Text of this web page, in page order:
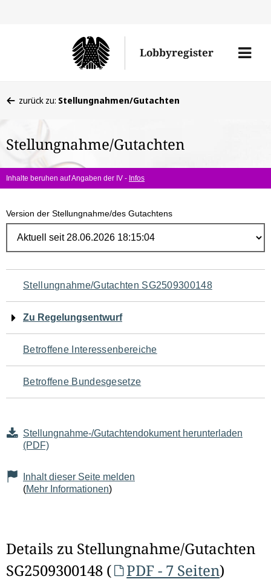
Lobbyregister
Menü
befinden
hier:
zurück zu: Stellungnahmen/Gutachten
Stellungnahme/Gutachten
Inhalte beruhen auf Angaben der IV - Infos
Version der Stellungnahme/des Gutachtens
Navigation
für
den
Seiteninhalt
Stellungnahme/Gutachten SG2509300148
Zu Regelungsentwurf
Betroffene Interessenbereiche
Betroffene Bundesgesetze
Stellungnahme-/Gutachtendokument herunterladen
(PDF)
Inhalt dieser Seite melden
(Mehr Informationen)
Details zu Stellungnahme/Gutachten
SG2509300148 (
PDF - 7 Seiten)